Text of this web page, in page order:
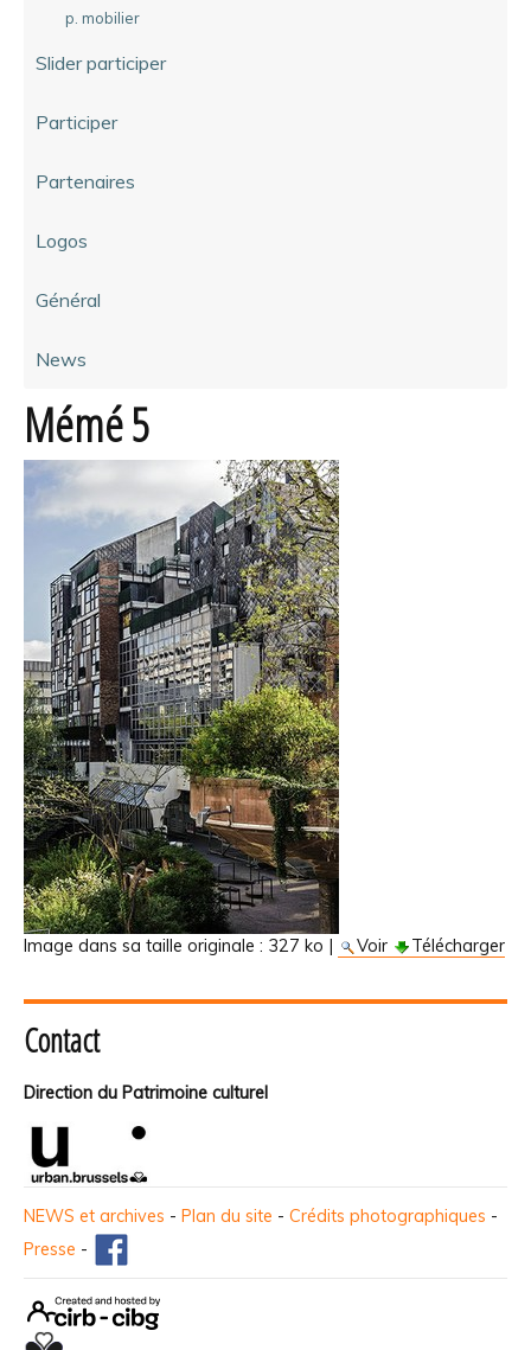
p. mobilier
Slider participer
Participer
Partenaires
Logos
Général
News
Mémé 5
Image dans sa taille originale : 327 ko | Voir Télécharger
Contact
Direction du Patrimoine culturel
NEWS et archives - Plan du site - Crédits photographiques -
Presse -